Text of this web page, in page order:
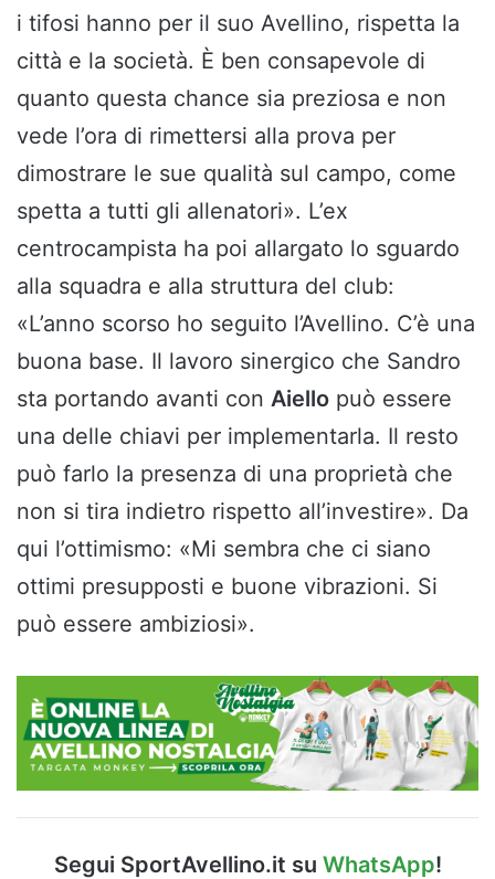
i tifosi hanno per il suo Avellino, rispetta la
città e la società. È ben consapevole di
quanto questa chance sia preziosa e non
vede l’ora di rimettersi alla prova per
dimostrare le sue qualità sul campo, come
spetta a tutti gli allenatori». L’ex
centrocampista ha poi allargato lo sguardo
alla squadra e alla struttura del club:
«L’anno scorso ho seguito l’Avellino. C’è una
buona base. Il lavoro sinergico che Sandro
sta portando avanti con Aiello può essere
una delle chiavi per implementarla. Il resto
può farlo la presenza di una proprietà che
non si tira indietro rispetto all’investire». Da
qui l’ottimismo: «Mi sembra che ci siano
ottimi presupposti e buone vibrazioni. Si
può essere ambiziosi».
Segui SportAvellino.it su WhatsApp!